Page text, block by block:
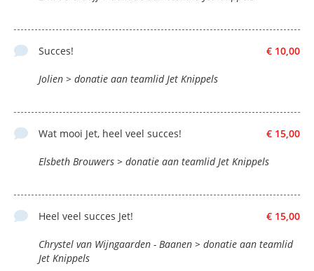
€ 10,00
Succes!
Jolien > donatie aan teamlid Jet Knippels
€ 15,00
Wat mooi Jet, heel veel succes!
Elsbeth Brouwers > donatie aan teamlid Jet Knippels
€ 15,00
Heel veel succes Jet!
Chrystel van Wijngaarden - Baanen > donatie aan teamlid
Jet Knippels